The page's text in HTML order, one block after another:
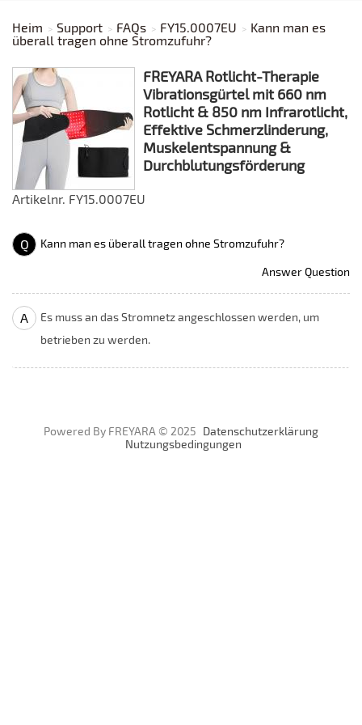
Heim Support FAQs FY15.0007EU
Kann man es
überall tragen ohne Stromzufuhr?
FREYARA Rotlicht-Therapie
Vibrationsgürtel mit 660 nm
Rotlicht & 850 nm Infrarotlicht,
Effektive Schmerzlinderung,
Muskelentspannung &
Durchblutungsförderung
Artikelnr. FY15.0007EU
Q Kann man es überall tragen ohne Stromzufuhr?
Answer Question
A
Es muss an das Stromnetz angeschlossen werden, um
betrieben zu werden.
Powered By FREYARA © 2025 Datenschutzerklärung
Nutzungsbedingungen